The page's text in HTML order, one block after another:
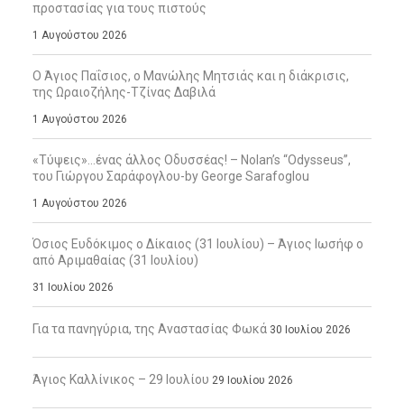
προστασίας για τους πιστούς
1 Αυγούστου 2026
Ο Άγιος Παΐσιος, ο Μανώλης Μητσιάς και η διάκρισις,
της Ωραιοζήλης-Τζίνας Δαβιλά
1 Αυγούστου 2026
«Τύψεις»…ένας άλλος Οδυσσέας! – Nolan’s “Odysseus”,
του Γιώργου Σαράφογλου-by George Sarafoglou
1 Αυγούστου 2026
Όσιος Ευδόκιμος ο Δίκαιος (31 Ιουλίου) – Άγιος Ιωσήφ ο
από Αριμαθαίας (31 Ιουλίου)
31 Ιουλίου 2026
Για τα πανηγύρια, της Αναστασίας Φωκά 30 Ιουλίου 2026
Άγιος Καλλίνικος – 29 Ιουλίου 29 Ιουλίου 2026